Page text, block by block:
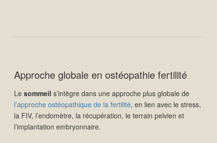
Approche globale en ostéopathie fertilité
Le sommeil s’intègre dans une approche plus globale de
l’approche ostéopathique de la fertilité, en lien avec le stress,
la FIV, l’endomètre, la récupération, le terrain pelvien et
l’implantation embryonnaire.